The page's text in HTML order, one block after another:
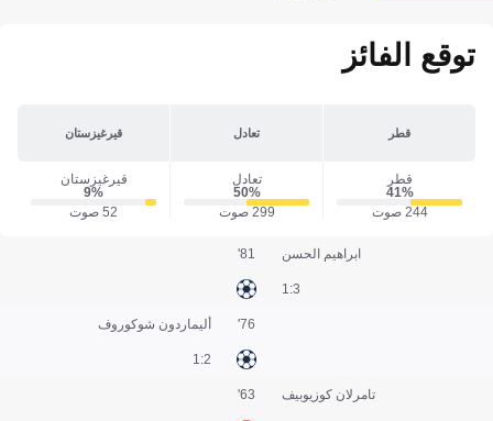
توقع الفائز
قطر تعادل قيرغيزستان
قطر
41‎%‎
244 صوت
تعادل
50‎%‎
299 صوت
قيرغيزستان
9‎%‎
52 صوت
ابراهيم الحسن
3:1
81'
أليماردون شوكوروف
2:1
76'
تامرلان كوزيوبيف 63'